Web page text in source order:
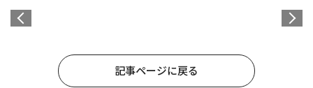
記事ページに戻る